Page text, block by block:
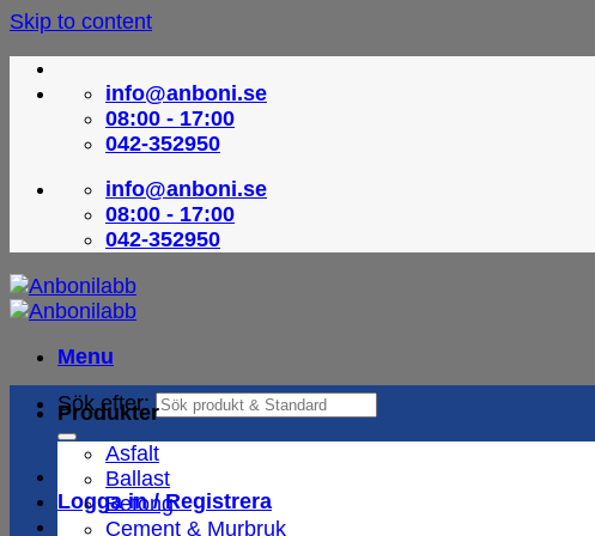
Skip to content
info@anboni.se
08:00 - 17:00
042-352950
info@anboni.se
08:00 - 17:00
042-352950
Menu
Sök efter:
Logga in / Registrera
Produkter
Asfalt
Ballast
Betong
Cement & Murbruk